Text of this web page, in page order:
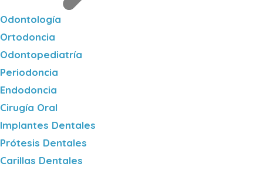
Odontología
Ortodoncia
Odontopediatría
Periodoncia
Endodoncia
Cirugía Oral
Implantes Dentales
Prótesis Dentales
Carillas Dentales